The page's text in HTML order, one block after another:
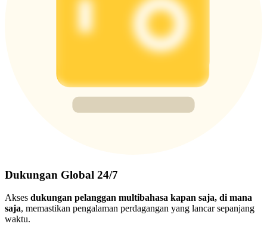
Dukungan Global 24/7
Akses dukungan pelanggan multibahasa kapan saja, di mana
saja, memastikan pengalaman perdagangan yang lancar sepanjang
waktu.